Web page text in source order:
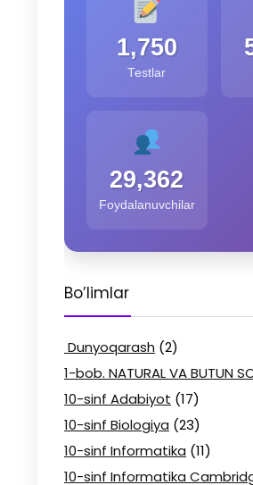
1,750
Testlar
29,362
Foydalanuvchilar
Bo’limlar
Dunyoqarash (2)
1-bob. NATURAL VA BUTUN
10-sinf Adabiyot (17)
10-sinf Biologiya (23)
10-sinf Informatika (11)
10-sinf Informatika